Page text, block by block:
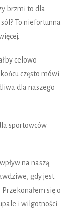
brzmi to dla
To niefortunna
celowo
często mówi
dla naszego
sportowców
na naszą
gdy jest
się o
i wilgotności